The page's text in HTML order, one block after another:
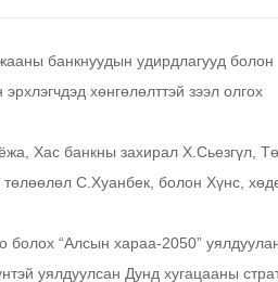
банкнуудын удирдлагууд болон
хөнгөлөлттэй зээл олгох
Хас банкны захирал Х.Сьезгүл,
С.Хуанбек, болон Хүнс,
болох “Алсын хараа-2050”
уялдуулсан Дунд хугацааны